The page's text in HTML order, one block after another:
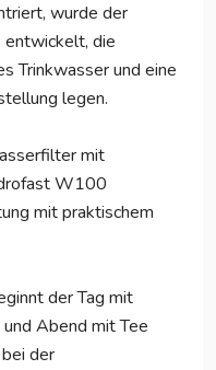
wurde der
die
Trinkwasser und eine
legen.
mit
W100
mit praktischem
der Tag mit
Abend mit Tee
der